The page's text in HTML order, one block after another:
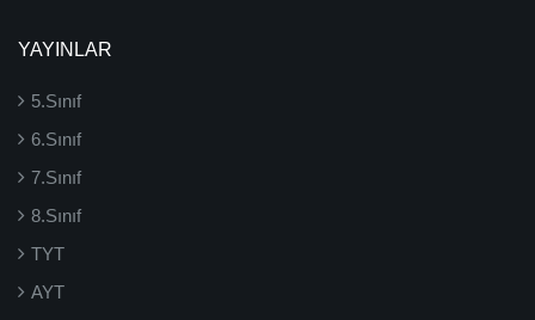
YAYINLAR
5.Sınıf
6.Sınıf
7.Sınıf
8.Sınıf
TYT
AYT